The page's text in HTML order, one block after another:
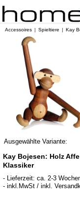
Accessoires Spieltiere Kay
Ausgewählte Variante:
Kay Bojesen: Holz
Klassiker
- Lieferzeit: ca. 2-3
- inkl.MwSt / inkl.